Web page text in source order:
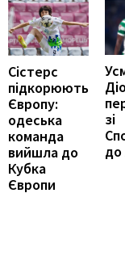
Сістерс
підкорюють
Європу:
одеська
команда
вийшла до
Кубка
Європи
зі